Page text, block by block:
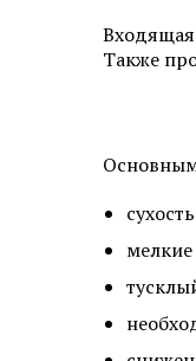
Входящая
Также